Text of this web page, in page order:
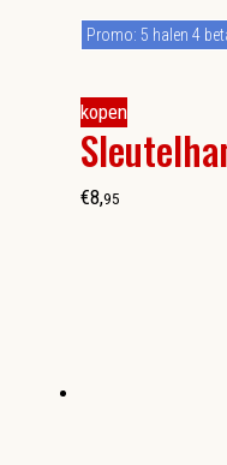
kopen
Promo: 5 halen 4
€8,95